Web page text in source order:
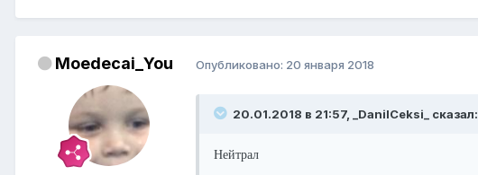
Moedecai_You Опубликовано: 20 января 2018
20.01.2018 в 21:57, _DanilCeksi_ сказал:
Нейтрал